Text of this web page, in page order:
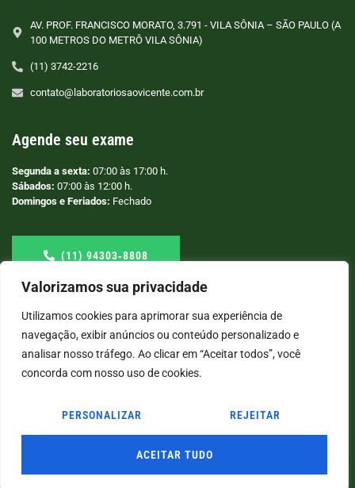
Valorizamos sua privacidade
Utilizamos cookies para aprimorar sua experiência de
navegação, exibir anúncios ou conteúdo personalizado e
analisar nosso tráfego. Ao clicar em “Aceitar todos”, você
concorda com nosso uso de cookies.
PERSONALIZAR REJEITAR
ACEITAR TUDO
AV. PROF. FRANCISCO MORATO, 3.791 - VILA SÔNIA – SÃO PAULO (A
100 METROS DO METRÔ VILA SÔNIA)
(11) 3742-2216
contato@laboratoriosaovicente.com.br
Agende seu exame
Segunda a sexta: 07:00 às 17:00 h.
Sábados: 07:00 às 12:00 h.
Domingos e Feriados: Fechado
(11) 94303‑8808
© COPYRIGHT2026→ LABORATÓRIO SÃO VICENTE → POR: CONEKI - SOLUÇÕES DIGITAIS |